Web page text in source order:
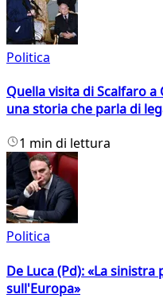
Politica
Quella visita di Scalfaro
una storia che parla di
1 min di lettura
Politica
De Luca (Pd): «La
sull'Europa»